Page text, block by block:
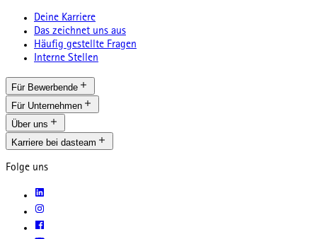
Deine Karriere
Das zeichnet uns aus
Häufig gestellte Fragen
Interne Stellen
Für Bewerbende
Für Unternehmen
Über uns
Karriere bei dasteam
Folge uns